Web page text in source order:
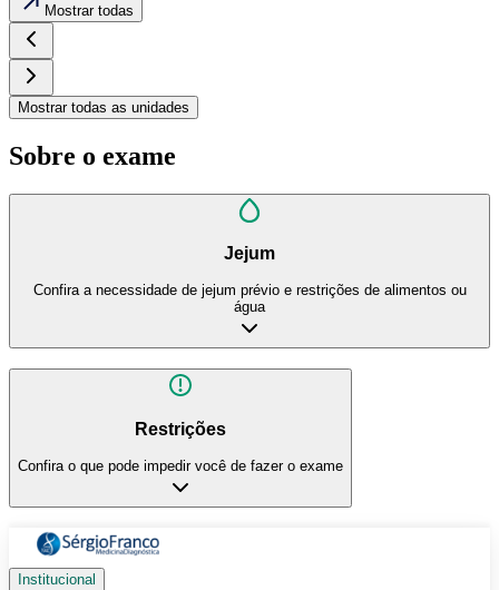
Mostrar todas
Mostrar todas as unidades
Sobre o exame
Jejum
Confira a necessidade de jejum prévio e restrições de alimentos ou
água
Restrições
Confira o que pode impedir você de fazer o exame
Institucional